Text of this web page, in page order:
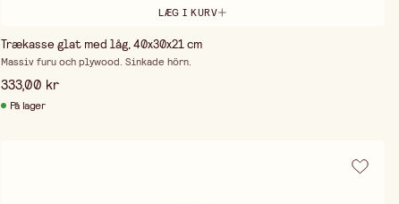
LÆG I KURV
Trækasse glat med låg, 40x30x21 cm
Massiv furu och plywood. Sinkade hörn.
333,00 kr
På lager